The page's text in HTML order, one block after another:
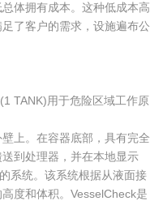
体拥有成本。这种低成本高
了客户的需求，设施遍布公
TANK)用于危险区域工作原
上。在容器底部，具有完全
到处理器，并在本地显示
系统。该系统根据从液面接
度和体积。VesselCheck是